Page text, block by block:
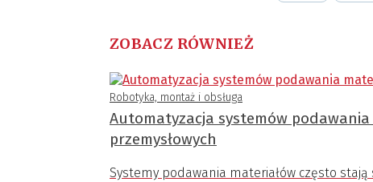
ZOBACZ RÓWNIEŻ
Robotyka, montaż i obsługa
Automatyzacja systemów
przemysłowych
Systemy podawania materiałów często